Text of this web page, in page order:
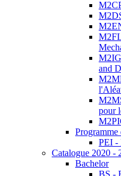
and
pour
Programme
PEI -
Catalogue 2020 -
Bachelor
BS -